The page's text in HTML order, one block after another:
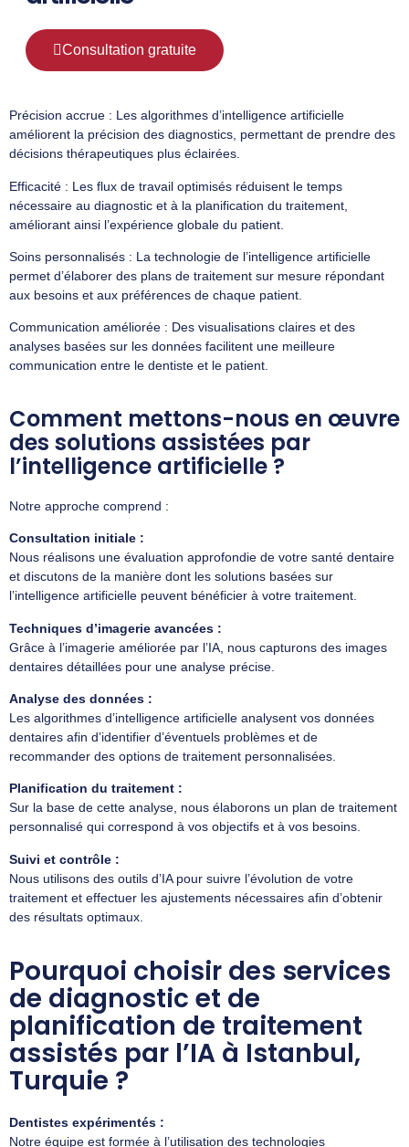
Consultation gratuite
Précision accrue : Les algorithmes d’intelligence artificielle
améliorent la précision des diagnostics, permettant de prendre des
décisions thérapeutiques plus éclairées.
Efficacité : Les flux de travail optimisés réduisent le temps
nécessaire au diagnostic et à la planification du traitement,
améliorant ainsi l’expérience globale du patient.
Soins personnalisés : La technologie de l’intelligence artificielle
permet d’élaborer des plans de traitement sur mesure répondant
aux besoins et aux préférences de chaque patient.
Communication améliorée : Des visualisations claires et des
analyses basées sur les données facilitent une meilleure
communication entre le dentiste et le patient.
Comment mettons-nous en œuvre
des solutions assistées par
l’intelligence artificielle ?
Notre approche comprend :
Consultation initiale :
Nous réalisons une évaluation approfondie de votre santé dentaire
et discutons de la manière dont les solutions basées sur
l’intelligence artificielle peuvent bénéficier à votre traitement.
Techniques d’imagerie avancées :
Grâce à l’imagerie améliorée par l’IA, nous capturons des images
dentaires détaillées pour une analyse précise.
Analyse des données :
Les algorithmes d’intelligence artificielle analysent vos données
dentaires afin d’identifier d’éventuels problèmes et de
recommander des options de traitement personnalisées.
Planification du traitement :
Sur la base de cette analyse, nous élaborons un plan de traitement
personnalisé qui correspond à vos objectifs et à vos besoins.
Suivi et contrôle :
Nous utilisons des outils d’IA pour suivre l’évolution de votre
traitement et effectuer les ajustements nécessaires afin d’obtenir
des résultats optimaux.
Pourquoi choisir des services
de diagnostic et de
planification de traitement
assistés par l’IA à Istanbul,
Turquie ?
Dentistes expérimentés :
Notre équipe est formée à l’utilisation des technologies